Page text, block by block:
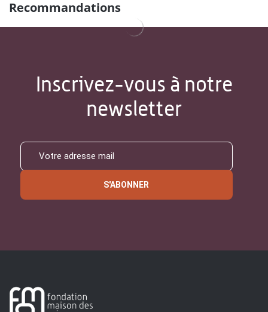
Recommandations
Inscrivez-vous à notre
newsletter
S'ABONNER